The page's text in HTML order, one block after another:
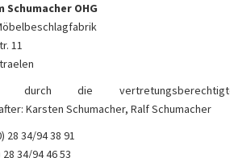
Schumacher OHG
11
durch die
Karsten Schumacher, Ralf Schumacher
28 34/94 38 91
28 34/94 46 53